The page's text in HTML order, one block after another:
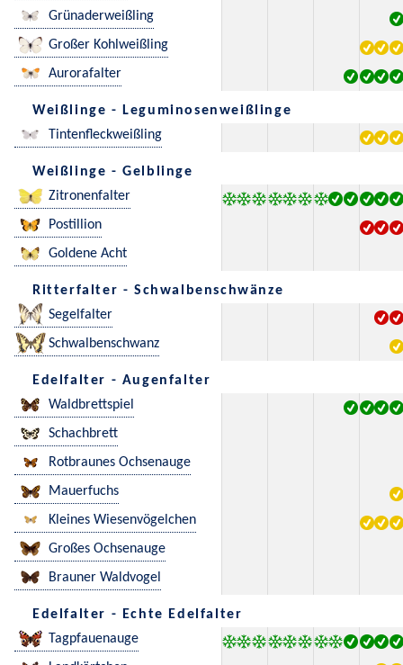
Grünaderweißling
Großer Kohlweißling
Aurorafalter
Weißlinge - Leguminosenweißlinge
Tintenfleckweißling
Weißlinge - Gelblinge
Zitronenfalter
Postillion
Goldene Acht
Ritterfalter - Schwalbenschwänze
Segelfalter
Schwalbenschwanz
Edelfalter - Augenfalter
Waldbrettspiel
Schachbrett
Rotbraunes Ochsenauge
Mauerfuchs
Kleines Wiesenvögelchen
Großes Ochsenauge
Brauner Waldvogel
Edelfalter - Echte Edelfalter
Tagpfauenauge